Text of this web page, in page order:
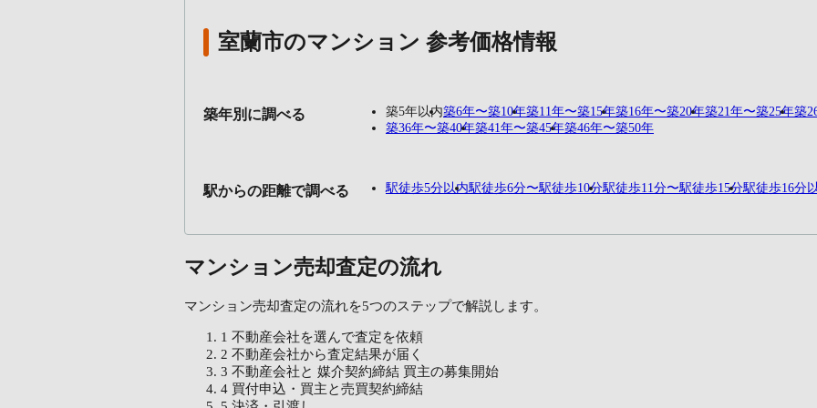
室蘭市のマンション 参考価格情報
築年別に調べる 築5年以内築6年〜築10年築11年〜築15年築16年〜築20年築21年〜築25年築
築36年〜築40年築41年〜築45年築46年〜築50年
駅からの距離で調べる 駅徒歩5分以内駅徒歩6分〜駅徒歩10分駅徒歩11分〜駅徒歩15分駅徒歩16分
マンション売却査定の流れ
マンション売却査定の流れを5つのステップで解説します。
1 不動産会社を選んで査定を依頼
2 不動産会社から査定結果が届く
3 不動産会社と 媒介契約締結 買主の募集開始
4 買付申込・買主と売買契約締結